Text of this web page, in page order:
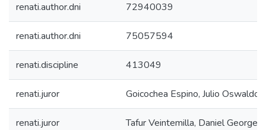
renati.author.dni 72940039
renati.author.dni 75057594
renati.discipline 413049
renati.juror Goicochea Espino, Julio Oswaldo
renati.juror Tafur Veintemilla, Daniel George